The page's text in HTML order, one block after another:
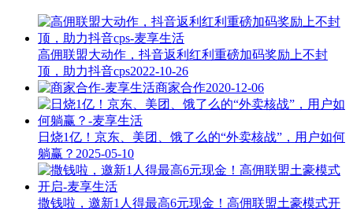
高佣联盟大动作，抖音返利红利重磅加码奖励上不封
顶，助力抖音cps2022-10-26
商家合作2020-12-06
日烧1亿！京东、美团、饿了么的“外卖核战”，用户如何
躺赢？ 2025-05-10
撒钱啦，邀新1人得最高6元现金！高佣联盟土豪模式开